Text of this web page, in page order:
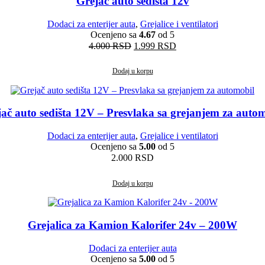
Dodaci za enterijer auta, Grejalice i ventilatori
Ocenjeno sa 4.67 od 5
4.000RSD Originalna
je
4.000 RSD.
1.999 RSD
Dodaj u korpu
auto sedišta 12V – Presvlaka sa grejanjem za
Dodaci za enterijer auta, Grejalice i ventilatori
Ocenjeno sa 5.00 od 5
2.000 RSD
Dodaj u korpu
Grejalica za Kamion Kalorifer 24v – 200W
Dodaci za enterijer auta
Ocenjeno sa 5.00 od 5